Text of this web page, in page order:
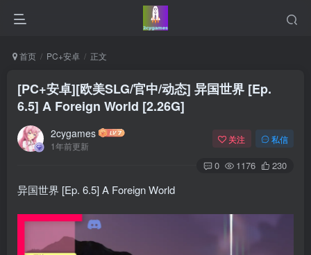
首页 PC+安卓 正文
[PC+安卓][欧美SLG/官中/动态] 异国世界 [Ep.
6.5] A Foreign World [2.26G]
2cygames
1年前更新
关注 私信
0 1176 230
异国世界 [Ep. 6.5] A Foreign World